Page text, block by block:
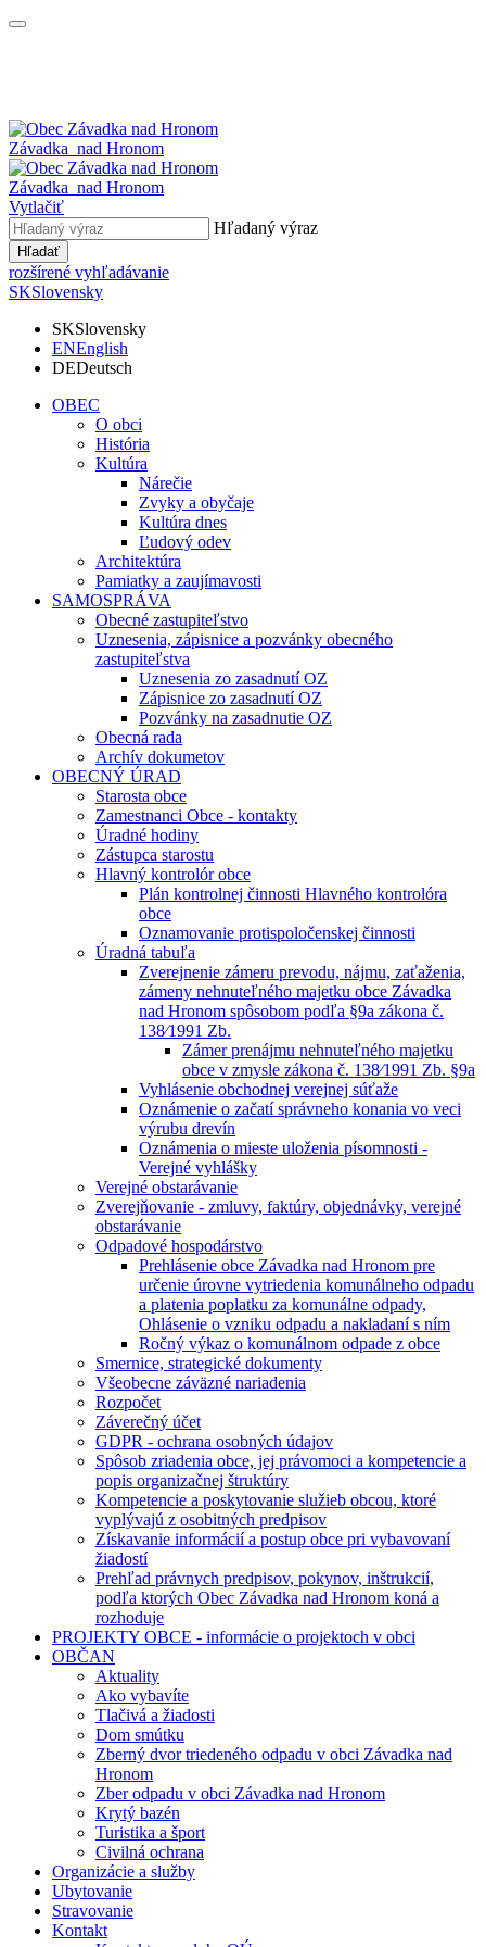
Závadka nad Hronom
Závadka nad Hronom
Vytlačiť
Hľadaný výraz
Hľadať
rozšírené vyhľadávanie
SKSlovensky
SKSlovensky
ENEnglish
DEDeutsch
OBEC
O obci
História
Kultúra
Nárečie
Zvyky a obyčaje
Kultúra dnes
Ľudový odev
Architektúra
Pamiatky a zaujímavosti
SAMOSPRÁVA
Obecné zastupiteľstvo
Uznesenia, zápisnice a pozvánky obecného
zastupiteľstva
Uznesenia zo zasadnutí OZ
Zápisnice zo zasadnutí OZ
Pozvánky na zasadnutie OZ
Obecná rada
Archív dokumetov
OBECNÝ ÚRAD
Starosta obce
Zamestnanci Obce - kontakty
Úradné hodiny
Zástupca starostu
Hlavný kontrolór obce
Plán kontrolnej činnosti Hlavného kontrolóra
obce
Oznamovanie protispoločenskej činnosti
Úradná tabuľa
Zverejnenie zámeru prevodu, nájmu, zaťaženia,
zámeny nehnuteľného majetku obce Závadka
nad Hronom spôsobom podľa §9a zákona č.
138⁄1991 Zb.
Zámer prenájmu nehnuteľného majetku
obce v zmysle zákona č. 138⁄1991 Zb. §9a
Vyhlásenie obchodnej verejnej súťaže
Oznámenie o začatí správneho konania vo veci
výrubu drevín
Oznámenia o mieste uloženia písomnosti -
Verejné vyhlášky
Verejné obstarávanie
Zverejňovanie - zmluvy, faktúry, objednávky, verejné
obstarávanie
Odpadové hospodárstvo
Prehlásenie obce Závadka nad Hronom pre
určenie úrovne vytriedenia komunálneho odpadu
a platenia poplatku za komunálne odpady,
Ohlásenie o vzniku odpadu a nakladaní s ním
Ročný výkaz o komunálnom odpade z obce
Smernice, strategické dokumenty
Všeobecne záväzné nariadenia
Rozpočet
Záverečný účet
GDPR - ochrana osobných údajov
Spôsob zriadenia obce, jej právomoci a kompetencie a
popis organizačnej štruktúry
Kompetencie a poskytovanie služieb obcou, ktoré
vyplývajú z osobitných predpisov
Získavanie informácií a postup obce pri vybavovaní
žiadostí
Prehľad právnych predpisov, pokynov, inštrukcií,
podľa ktorých Obec Závadka nad Hronom koná a
rozhoduje
PROJEKTY OBCE - informácie o projektoch v obci
OBČAN
Aktuality
Ako vybavíte
Tlačivá a žiadosti
Dom smútku
Zberný dvor triedeného odpadu v obci Závadka nad
Hronom
Zber odpadu v obci Závadka nad Hronom
Krytý bazén
Turistika a šport
Civilná ochrana
Organizácie a služby
Ubytovanie
Stravovanie
Kontakt